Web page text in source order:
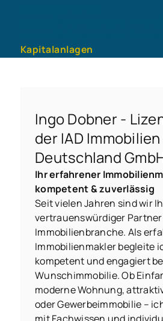
Kapitalanlagen
Ingo Dobner -
der IAD
Deutschland
Ihr erfahrener
kompetent & zuverlässig
Seit vielen Jahren sind wir
vertrauenswürdiger
Immobilienbranche. Als
Immobilienmakler begleite
kompetent und engagiert
Wunschimmobilie. Ob
moderne Wohnung,
oder Gewerbeimmobilie –